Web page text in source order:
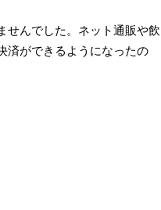
せんでした。ネット通販や飲
済ができるようになったの